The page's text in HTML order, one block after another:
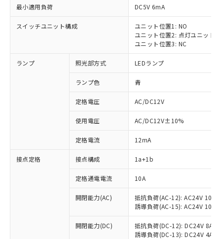
最小適用負荷 DC5V 6mA
スイッチユニット構成
ユニット位置1: NO
ユニット位置2: 点灯ユニット
ユニット位置3: NC
ランプ 照光部方式 LEDランプ
ランプ色 青
定格電圧 AC/DC12V
使用電圧 AC/DC12V±10%
定格電流 12mA
接点定格 接点構成 1a+1b
定格通電電流 10A
開閉能力(AC)
抵抗負荷(AC-12): AC24V 10A/
誘導負荷(AC-15): AC24V
開閉能力(DC)
抵抗負荷(DC-12): DC24V 8A/
誘導負荷(DC-13): DC24V 4A/
ご利用条件
対応済み：EU RoHS指令（10物質）の
非含有に対応した製品が提供可能な商品で
対応予定：EU RoHS指令（10物質）の非含
有に対応した製品に切り替える予定のある